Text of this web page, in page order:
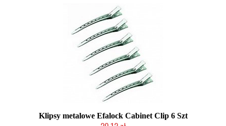
Klipsy metalowe Efalock Cabinet Clip 6 Szt